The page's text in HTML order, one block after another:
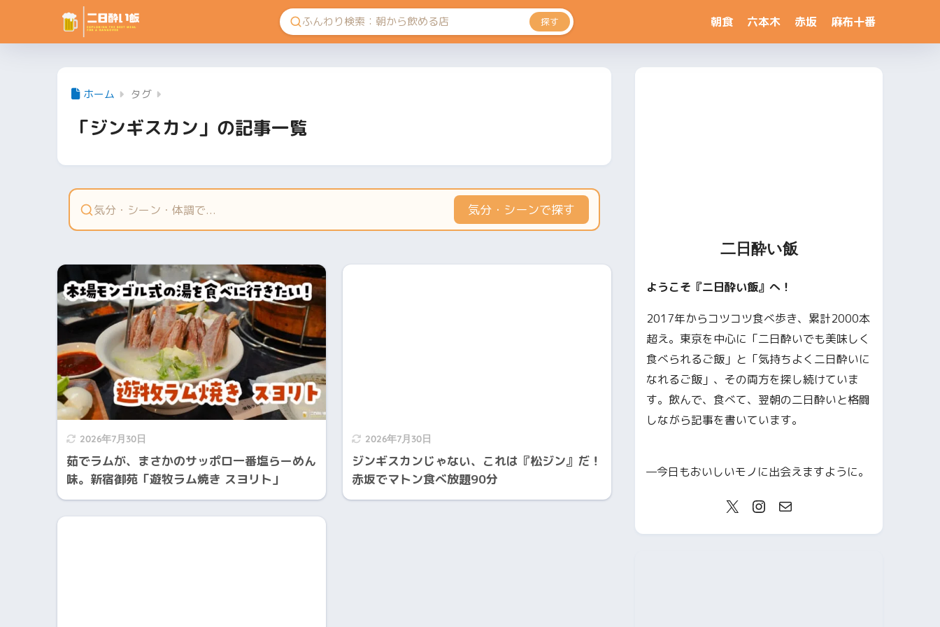
探す 朝食 六本木 赤坂 麻布十番
ホーム タグ
「ジンギスカン」の記事一覧
気分・シーンで探す
2026年7月30日
茹でラムが、まさかのサッポロ一番塩らーめん
味。新宿御苑「遊牧ラム焼き スヨリト」
2026年7月30日
ジンギスカンじゃない、これは『松ジン』だ！
赤坂でマトン食べ放題90分
二日酔い飯
ようこそ『二日酔い飯』へ！
2017年からコツコツ食べ歩き、累計2000本
超え。東京を中心に「二日酔いでも美味しく
食べられるご飯」と「気持ちよく二日酔いに
なれるご飯」、その両方を探し続けていま
す。飲んで、食べて、翌朝の二日酔いと格闘
しながら記事を書いています。
—今日もおいしいモノに出会えますように。